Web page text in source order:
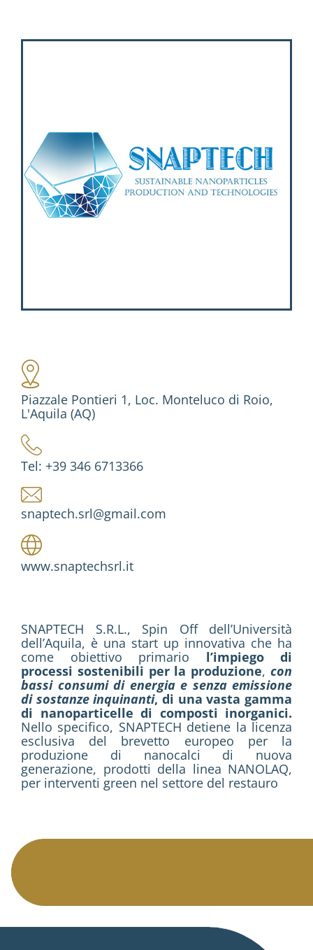
Piazzale Pontieri 1, Loc. Monteluco di Roio,
L'Aquila (AQ)
Tel: +39 346 6713366
snaptech.srl@gmail.com
www.snaptechsrl.it
SNAPTECH S.R.L., Spin Off dell’Università
dell’Aquila, è una start up innovativa che ha
come obiettivo primario l’impiego di
processi sostenibili per la produzione,con
bassi consumi di energia e senza emissione
di sostanze inquinanti, di una vasta gamma
di nanoparticelle di composti inorganici.
Nello specifico, SNAPTECH detiene la licenza
esclusiva del brevetto europeo per la
produzione di nanocalci di nuova
generazione, prodotti della linea NANOLAQ,
per interventi green nel settore del restauro